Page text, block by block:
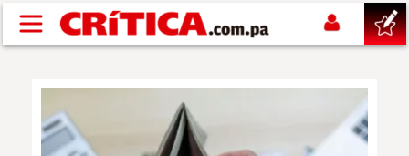
Pasar al contenido principal
SUCESOS